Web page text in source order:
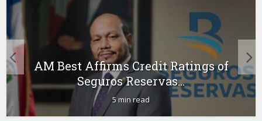
AM Best Affirms Credit Ratings of
Seguros Reservas...
5 min read